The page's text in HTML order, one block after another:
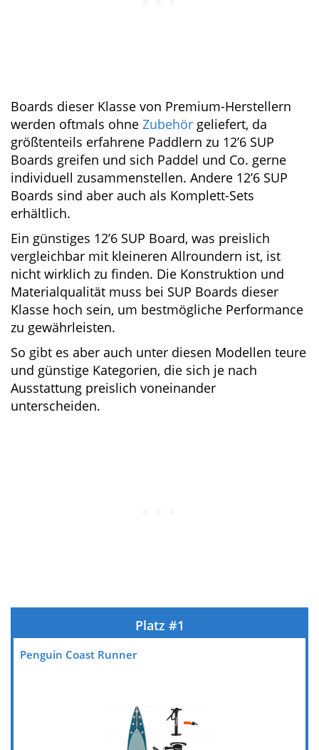
Boards dieser Klasse von Premium-Herstellern
werden oftmals ohne
geliefert, da
Boards greifen und sich Paddel und Co. gerne
individuell zusammenstellen. Andere 12’6 SUP
Boards sind aber auch als Komplett-Sets
erhältlich.
Ein günstiges 12’6 SUP Board, was preislich
vergleichbar mit kleineren Allroundern ist, ist
nicht wirklich zu finden. Die Konstruktion und
Materialqualität muss bei SUP Boards dieser
Klasse hoch sein, um bestmögliche
Performance zu gewährleisten.
Penguin Coast Runner